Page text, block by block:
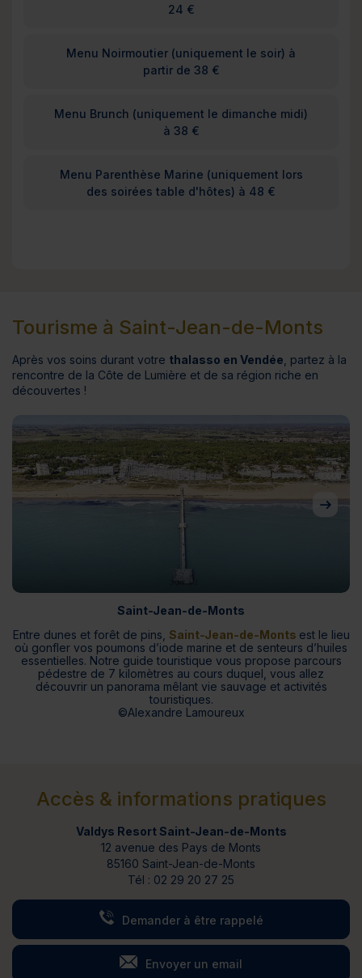
24 €
Menu Noirmoutier (uniquement le soir) à
partir de 38 €
Menu Brunch (uniquement le dimanche midi)
à 38 €
Menu Parenthèse Marine (uniquement lors
des soirées table d'hôtes) à 48 €
Tourisme à Saint-Jean-de-Monts
Après vos soins durant votre thalasso en Vendée , partez à la
rencontre de la Côte de Lumière et de sa région riche en
découvertes !
Saint-Jean-de-Monts
Entre dunes et forêt de pins, Saint-Jean-de-Monts est le lieu
où gonfler vos poumons d’iode marine et de senteurs d’huiles
essentielles. Notre guide touristique vous propose parcours
pédestre de 7 kilomètres au cours duquel, vous allez
découvrir un panorama mêlant vie sauvage et activités
touristiques.
©Alexandre Lamoureux
Accès & informations pratiques
Valdys Resort Saint-Jean-de-Monts
12 avenue des Pays de Monts
85160 Saint-Jean-de-Monts
Tél : 02 29 20 27 25
Demander à être rappelé
Envoyer un email